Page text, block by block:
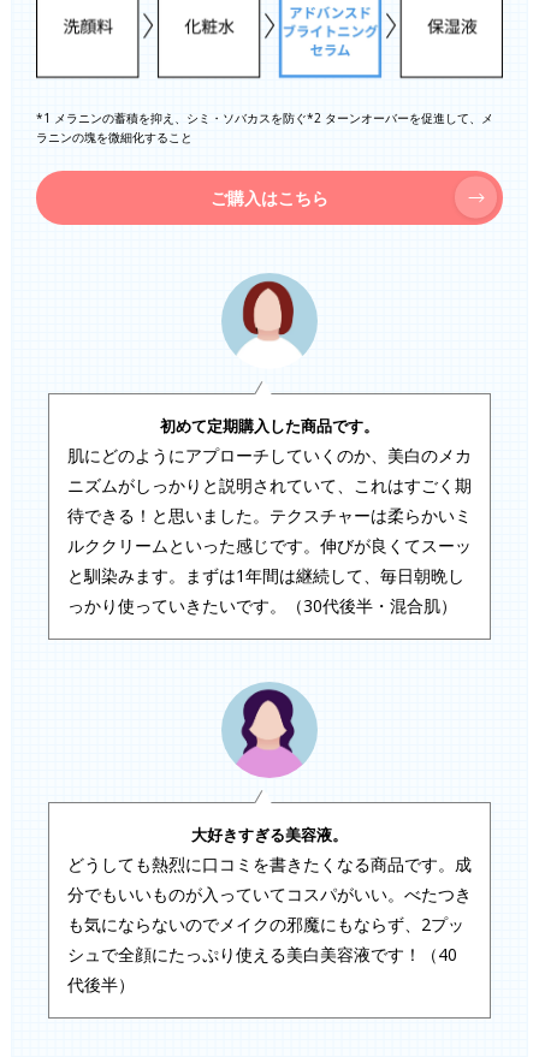
*1 メラニンの蓄積を抑え、シミ・ソバカスを防ぐ*2 ターンオーバーを促進して、メ
ラニンの塊を微細化すること
ご購入はこちら
初めて定期購入した商品です。
肌にどのようにアプローチしていくのか、美白のメカ
ニズムがしっかりと説明されていて、これはすごく期
待できる！と思いました。テクスチャーは柔らかいミ
ルククリームといった感じです。伸びが良くてスーッ
と馴染みます。まずは1年間は継続して、毎日朝晩し
っかり使っていきたいです。（30代後半・混合肌）
大好きすぎる美容液。
どうしても熱烈に口コミを書きたくなる商品です。成
分でもいいものが入っていてコスパがいい。べたつき
も気にならないのでメイクの邪魔にもならず、2プッ
シュで全顔にたっぷり使える美白美容液です！（40
代後半）